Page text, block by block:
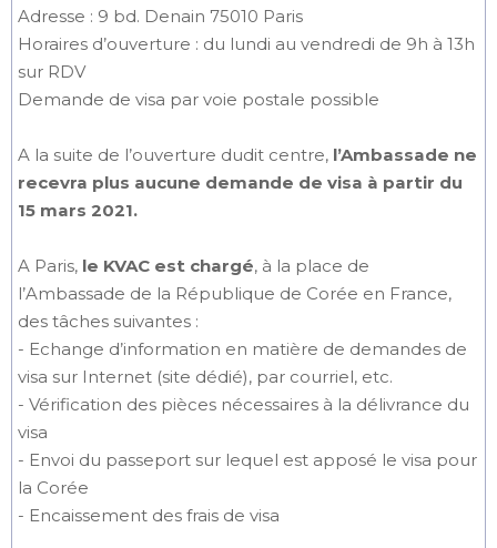
Adresse : 9 bd. Denain 75010 Paris
Horaires d’ouverture : du lundi au vendredi de 9h à 13h
sur RDV
Demande de visa par voie postale possible
A la suite de l’ouverture dudit centre, l’Ambassade ne
recevra plus aucune demande de visa à partir du
15 mars 2021.
A Paris, le KVAC est chargé, à la place de
l’Ambassade de la République de Corée en France,
des tâches suivantes :
- Echange d’information en matière de demandes de
visa sur Internet (site dédié), par courriel, etc.
- Vérification des pièces nécessaires à la délivrance du
visa
- Envoi du passeport sur lequel est apposé le visa pour
la Corée
- Encaissement des frais de visa